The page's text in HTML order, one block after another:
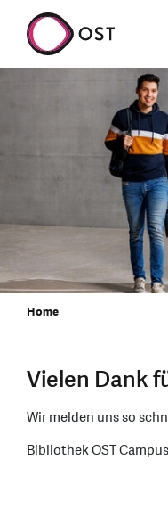
Home
Vielen Dank
Wir melden uns so
Bibliothek OST